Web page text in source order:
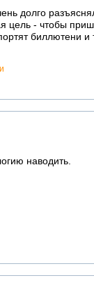
долго
цель - чтобы
биллютени и
наводить.